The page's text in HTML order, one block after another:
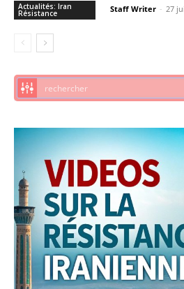
Actualités: Iran
Résistance Staff Writer - 27